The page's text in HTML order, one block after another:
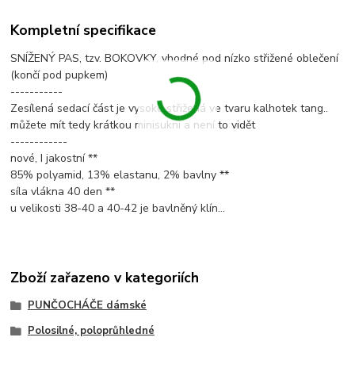
Kompletní specifikace
SNÍŽENÝ PAS, tzv. BOKOVKY, vhodné pod nízko střižené oblečení
(končí pod pupkem)
-----------
Zesílená sedací část je vysoko střižená ve tvaru kalhotek tang..
můžete mít tedy krátkou minisukni a není to vidět
------------
nové, I jakostní **
85% polyamid, 13% elastanu, 2% bavlny **
síla vlákna 40 den **
u velikosti 38-40 a 40-42 je bavlněný klín...
Zboží zařazeno v kategoriích
PUNČOCHÁČE dámské
Polosilné, poloprůhledné